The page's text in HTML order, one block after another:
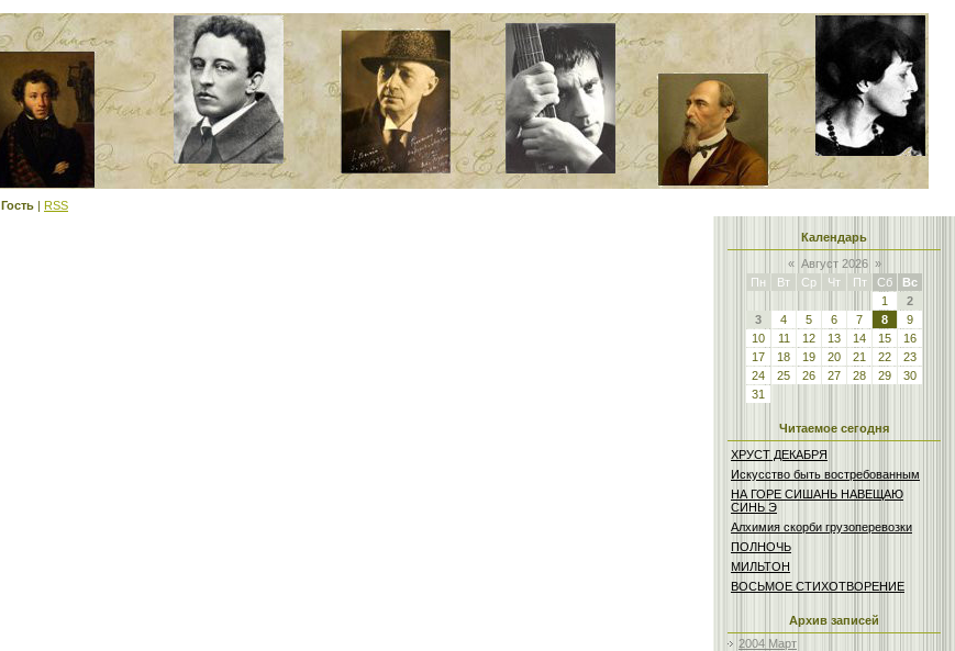
Гость | RSS
Календарь
« Август 2026 »
Пн
Вт Ср Чт Пт Сб
Вс
1
2
3
4 5 6 7 8
9
10
11 12 13 14 15
16
17
18 19 20 21 22
23
24
25 26 27 28 29
30
31
Читаемое сегодня
ХРУСТ ДЕКАБРЯ
Искусство быть востребованным
НА ГОРЕ СИШАНЬ НАВЕЩАЮ
СИНЬ Э
Алхимия скорби грузоперевозки
ПОЛНОЧЬ
МИЛЬТОН
ВОСЬМОЕ СТИХОТВОРЕНИЕ
Архив записей
2004 Март